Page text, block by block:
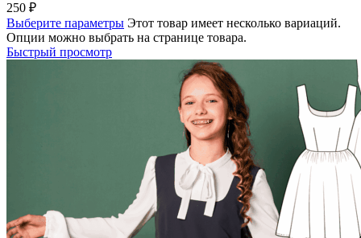
250 ₽
Выберите параметры Этот товар имеет несколько вариаций.
Опции можно выбрать на странице товара.
Быстрый просмотр